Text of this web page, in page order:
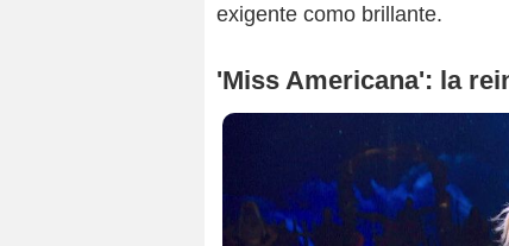
exigente como brillante.
'Miss Americana': la